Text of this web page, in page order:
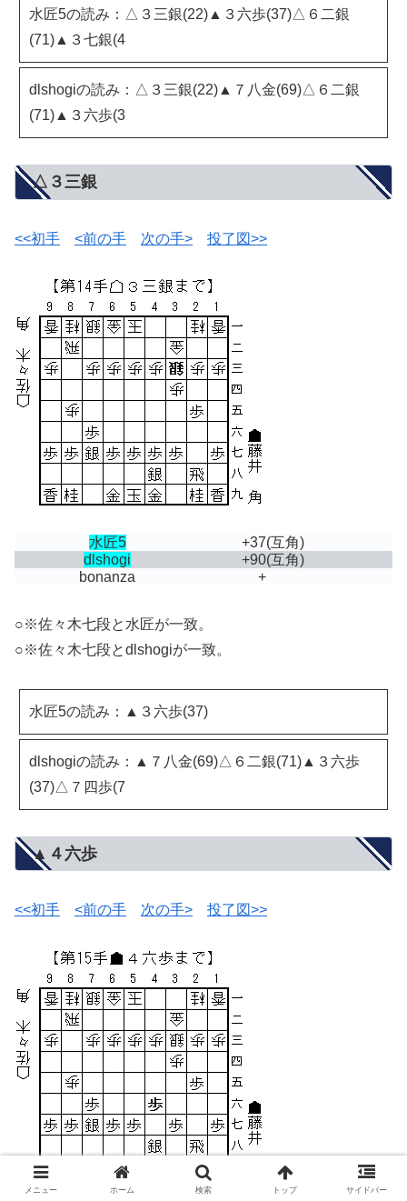
水匠5の読み：△３三銀(22)▲３六歩(37)△６二銀
(71)▲３七銀(4
dlshogiの読み：△３三銀(22)▲７八金(69)△６二銀
(71)▲３六歩(3
△３三銀
<<初手 <前の手 次の手> 投了図>>
水匠5 +37(互角)
dlshogi
+90(互角)
bonanza
+
○※佐々木七段と水匠が一致。
○※佐々木七段とdlshogiが一致。
水匠5の読み：▲３六歩(37)
dlshogiの読み：▲７八金(69)△６二銀(71)▲３六歩
(37)△７四歩(7
▲４六歩
<<初手 <前の手 次の手> 投了図>>
メニュー ホーム 検索 トップ サイドバー